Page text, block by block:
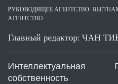
РУКОВОДЯЩЕЕ АГЕНТСТВО:
АГЕНТСТВО
Главный редактор: ЧАН
Интеллектуальная
собственность